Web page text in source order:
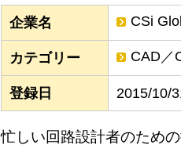
企業名 CSi
カテゴリー CAD／
登録日 2015/10/
忙しい回路設計者のため